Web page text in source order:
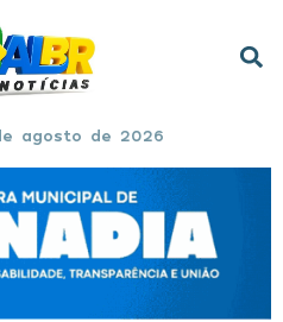
agosto de 2026